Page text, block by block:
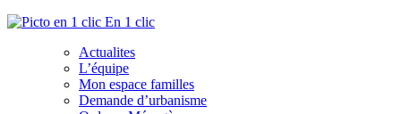
En 1 clic
Actualites
L’équipe
Mon espace familles
Demande d’urbanisme